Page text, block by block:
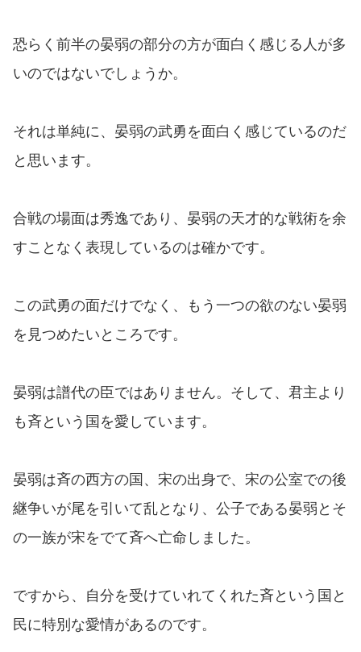
恐らく前半の晏弱の部分の方が面白く感じる人が多
いのではないでしょうか。
それは単純に、晏弱の武勇を面白く感じているのだ
と思います。
合戦の場面は秀逸であり、晏弱の天才的な戦術を余
すことなく表現しているのは確かです。
この武勇の面だけでなく、もう一つの欲のない晏弱
を見つめたいところです。
晏弱は譜代の臣ではありません。そして、君主より
も斉という国を愛しています。
晏弱は斉の西方の国、宋の出身で、宋の公室での後
継争いが尾を引いて乱となり、公子である晏弱とそ
の一族が宋をでて斉へ亡命しました。
ですから、自分を受けていれてくれた斉という国と
民に特別な愛情があるのです。